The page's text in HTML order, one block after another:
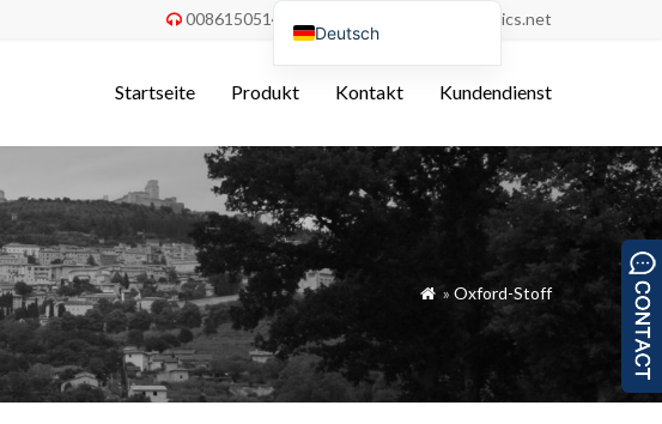
 008615051486055 order@china-fabrics.net
Startseite Produkt Kontakt Kundendienst
 » Oxford-Stoff
Deutsch
Français
Italiano
Español
Português do Brasil
Türkçe
Tiếng Việt